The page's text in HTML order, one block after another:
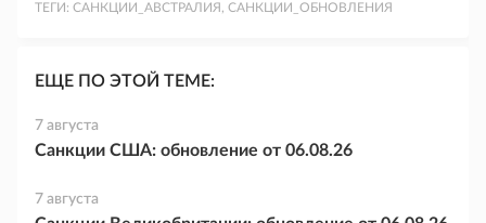
ТЕГИ: САНКЦИИ_АВСТРАЛИЯ, САНКЦИИ_ОБНОВЛЕНИЯ
ЕЩЕ ПО ЭТОЙ ТЕМЕ:
7 августа
Санкции США: обновление от 06.08.26
7 августа